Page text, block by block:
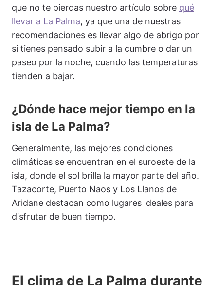
que no te pierdas nuestro artículo sobre qué
llevar a La Palma, ya que una de nuestras
recomendaciones es llevar algo de abrigo por
si tienes pensado subir a la cumbre o dar un
paseo por la noche, cuando las temperaturas
tienden a bajar.
¿Dónde hace mejor tiempo en la
isla de La Palma?
Generalmente, las mejores condiciones
climáticas se encuentran en el suroeste de la
isla, donde el sol brilla la mayor parte del año.
Tazacorte, Puerto Naos y Los Llanos de
Aridane destacan como lugares ideales para
disfrutar de buen tiempo.
El clima de La Palma durante